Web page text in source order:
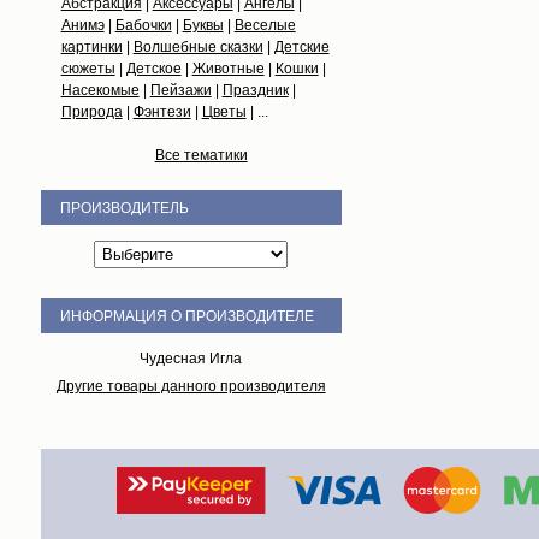
Абстракция Аксессуары Ангелы
Анимэ| Бабочки Буквы
Веселые
картинки
Волшебные сказки
Детские
сюжеты
Детское Животные Кошки
Насекомые
Пейзажи Праздник|
Природа| Фэнтези Цветы | ...
Все тематики
ПРОИЗВОДИТЕЛЬ
ИНФОРМАЦИЯ О ПРОИЗВОДИТЕЛЕ
Чудесная Игла
Другие товары данного производителя